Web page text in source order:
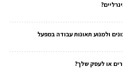
ולמנוע תאונות עבודה במפעל
או לעסק שלך?